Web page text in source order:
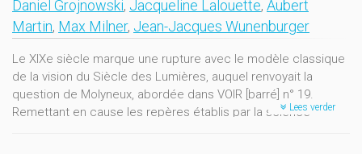
Daniel Grojnowski, Jacqueline Lalouette, Aubert
Martin, Max Milner, Jean-Jacques Wunenburger
Le XIXe siècle marque une rupture avec le modèle classique
de la vision du Siècle des Lumières, auquel renvoyait la
question de Molyneux, abordée dans VOIR [barré] n° 19.
Remettant en cause les repères établis par la scienceLees verder